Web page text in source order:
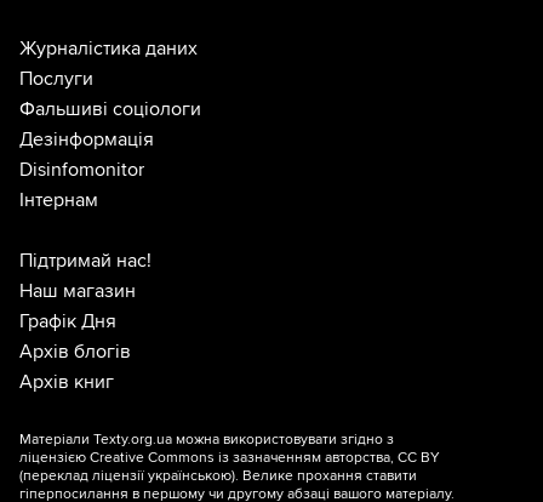
Журналістика даних
Послуги
Фальшиві соціологи
Дезінформація
Disinfomonitor
Інтернам
Підтримай нас!
Наш магазин
Графік Дня
Архів блогів
Архів книг
Матеріали Texty.org.ua можна використовувати згідно з
ліцензією Creative Commons із зазначенням авторства, CC BY
(переклад ліцензії українською). Велике прохання ставити
гіперпосилання в першому чи другому абзаці вашого матеріалу.